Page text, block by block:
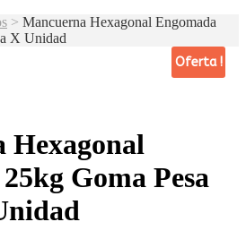
> Mancuerna Hexagonal Engomada
X Unidad
Oferta !
Hexagonal
Goma Pesa